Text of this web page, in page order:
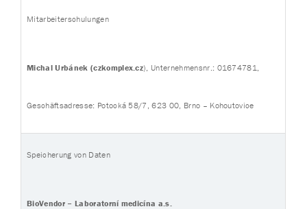
Mitarbeiterschulungen
Michal Urbánek (czkomplex.cz), Unternehmensnr.: 01674781,
Geschäftsadresse: Potocká 58/7, 623 00, Brno – Kohoutovice
Speicherung von Daten
BioVendor – Laboratorní medicína a.s.